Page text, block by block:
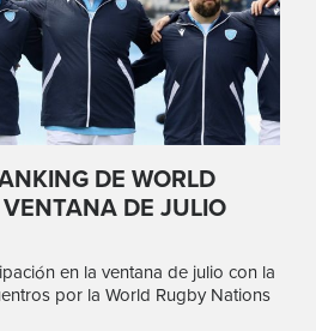
DE WORLD
DE JULIO
en la ventana de julio con la
por la World Rugby Nations